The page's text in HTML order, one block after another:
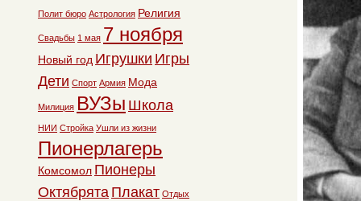
Полит бюро Астрология Религия
Свадьбы 1 мая 7 ноября
Новый год Игрушки Игры
Дети Спорт Армия Мода
Милиция ВУЗы Школа
НИИ Стройка Ушли из жизни
Пионерлагерь
Комсомол Пионеры
Октябрята Плакат Отдых